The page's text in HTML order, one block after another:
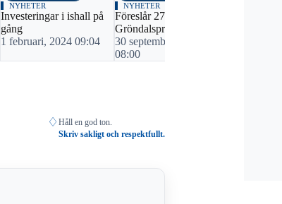
NYHETER
Investeringar i ishall på
gång
1 februari, 2024 09:04
NYHETER
Föreslår 27 miljoner till
Gröndalsprojektet
30 september, 2022
08:00
♢ Håll en god ton.
Skriv sakligt och respektfullt.